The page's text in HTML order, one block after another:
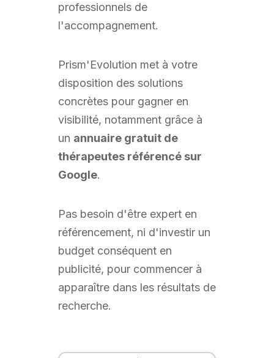
professionnels de
l'accompagnement.
Prism'Evolution met à votre
disposition des solutions
concrètes pour gagner en
visibilité, notamment grâce à
un annuaire gratuit de
thérapeutes référencé sur
Google.
Pas besoin d'être expert en
référencement, ni d'investir un
budget conséquent en
publicité, pour commencer à
apparaître dans les résultats de
recherche.